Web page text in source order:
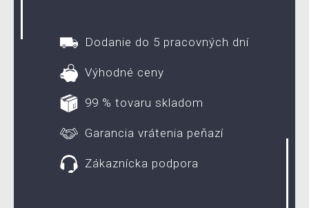
Dodanie do 5 pracovných dní
Výhodné ceny
99 % tovaru skladom
Garancia vrátenia peňazí
Zákaznícka podpora